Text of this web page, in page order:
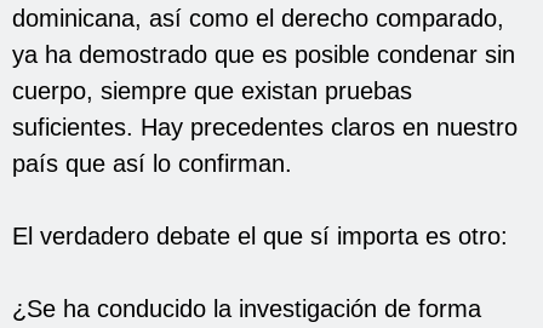
dominicana, así como el derecho comparado,
ya ha demostrado que es posible condenar sin
cuerpo, siempre que existan pruebas
suficientes. Hay precedentes claros en nuestro
país que así lo confirman.
El verdadero debate el que sí importa es otro:
¿Se ha conducido la investigación de forma